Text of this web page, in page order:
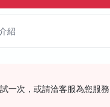
紹
一次，或請洽客服為您服